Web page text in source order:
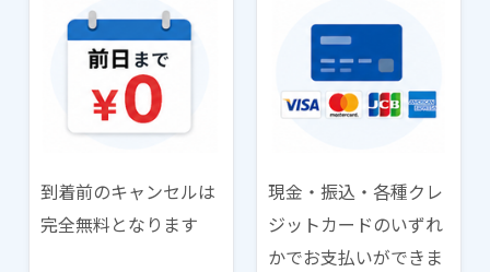
到着前のキャンセルは
完全無料となります
現金・振込・各種クレ
ジットカードのいずれ
かでお支払いができま